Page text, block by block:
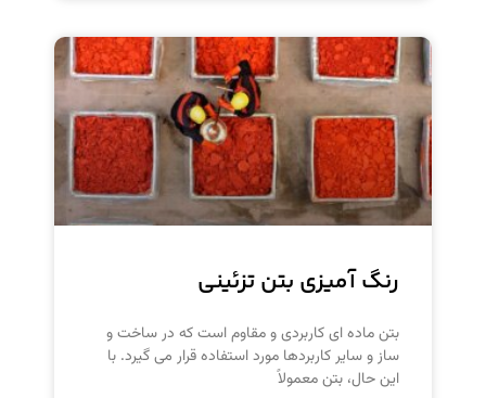
رنگ ­آمیزی بتن تزئینی
بتن ماده ای کاربردی و مقاوم است که در ساخت و
ساز و سایر کاربردها مورد استفاده قرار می گیرد. با
این حال، بتن معمولاً